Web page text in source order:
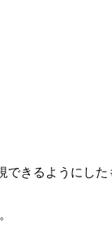
きるようにし